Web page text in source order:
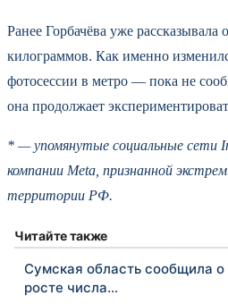
Ранее Горбачёва уже рассказывала
килограммов. Как именно
фотосессии в метро — пока не
она продолжает
* — упомянутые социальные сети
компании Meta, признанной
территории РФ.
Читайте также
Сумская область сообщила
росте числа…